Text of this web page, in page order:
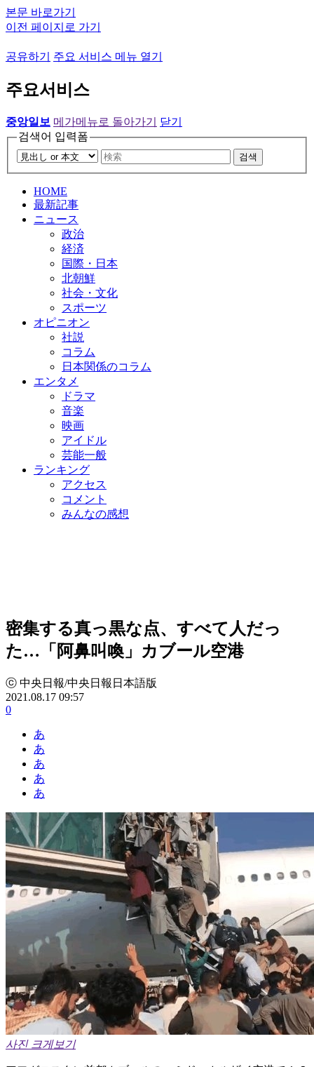
본문 바로가기
이전 페이지로 가기
공유하기 주요 서비스 메뉴 열기
주요서비스
중앙일보 메가메뉴로 돌아가기
닫기
검색어 입력폼
검색
HOME
最新記事
ニュース
政治
経済
国際・日本
北朝鮮
社会・文化
スポーツ
オピニオン
社説
コラム
日本関係のコラム
エンタメ
ドラマ
音楽
映画
アイドル
芸能一般
ランキング
アクセス
コメント
みんなの感想
密集する真っ黒な点、すべて人だっ
た…「阿鼻叫喚」カブール空港
ⓒ 中央日報/中央日報日本語版
2021.08.17 09:57
0
あ
あ
あ
あ
あ
사진 크게보기